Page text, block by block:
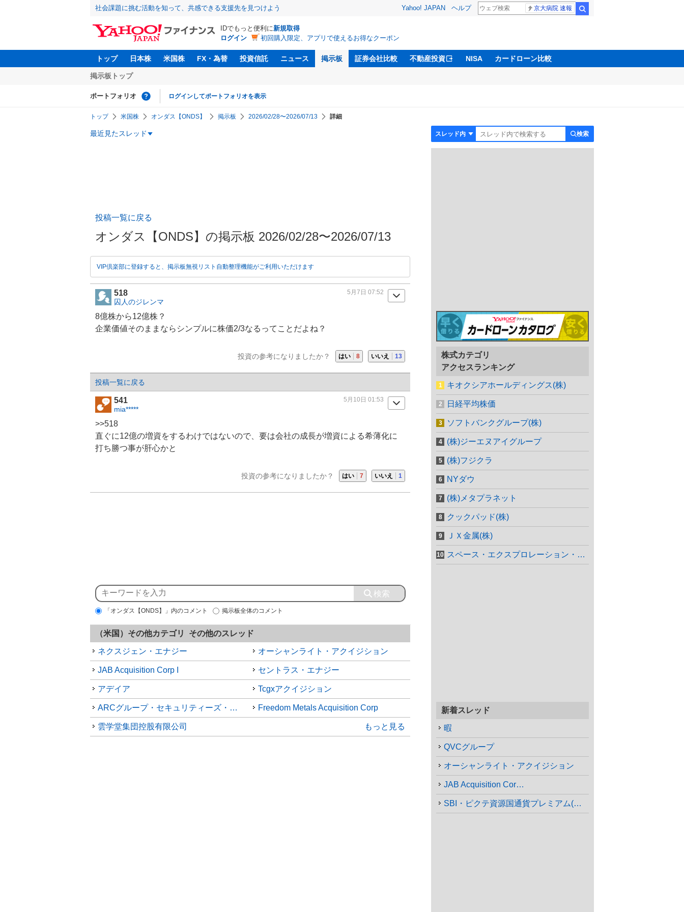
社会課題に挑む活動を知って、共感できる支援先を見つけよう Yahoo! JAPAN ヘルプ 京大病院 速報
IDでもっと便利に新規取得
ログイン
初回購入限定、アプリで使えるお得なクーポン
トップ 日本株 米国株 FX・為替 投資信託 ニュース 掲示板 証券会社比較 不動産投資 NISA カードローン比較
掲示板トップ
ポートフォリオ ログインしてポートフォリオを表示
トップ 米国株 オンダス【ONDS】 掲示板 2026/02/28〜2026/07/13 詳細
最近見たスレッド 検索
投稿一覧に戻る
オンダス【ONDS】の掲示板 2026/02/28〜2026/07/13
VIP倶楽部に登録すると、掲示板無視リスト自動整理機能がご利用いただけます
518
囚人のジレンマ
5月7日 07:52
8億株から12億株？
企業価値そのままならシンプルに株価2/3なるってことだよね？
投資の参考になりましたか？ はい 8 いいえ 13
投稿一覧に戻る
541
mia*****
5月10日 01:53
>>518
直ぐに12億の増資をするわけではないので、要は会社の成長が増資による希薄化に
打ち勝つ事が肝心かと
投資の参考になりましたか？ はい 7 いいえ 1
「オンダス【ONDS】」内のコメント 掲示板全体のコメント
（米国）その他カテゴリ その他のスレッド
ネクスジェン・エナジー オーシャンライト・アクイジション
JAB Acquisition Corp I セントラス・エナジー
アデイア Tcgxアクイジション
ARCグループ・セキュリティーズ・アクィジションI Freedom Metals Acquisition Corp
雲学堂集団控股有限公司 もっと見る
株式カテゴリ
アクセスランキング
キオクシアホールディングス(株)
日経平均株価
ソフトバンクグループ(株)
(株)ジーエヌアイグループ
(株)フジクラ
NYダウ
(株)メタプラネット
クックパッド(株)
ＪＸ金属(株)
スペース・エクスプロレーション・テクノロジーズ
新着スレッド
暇
QVCグループ
オーシャンライト・アクイジション
JAB Acquisition Cor…
SBI・ピクテ資源国通貨プレミアム(年…